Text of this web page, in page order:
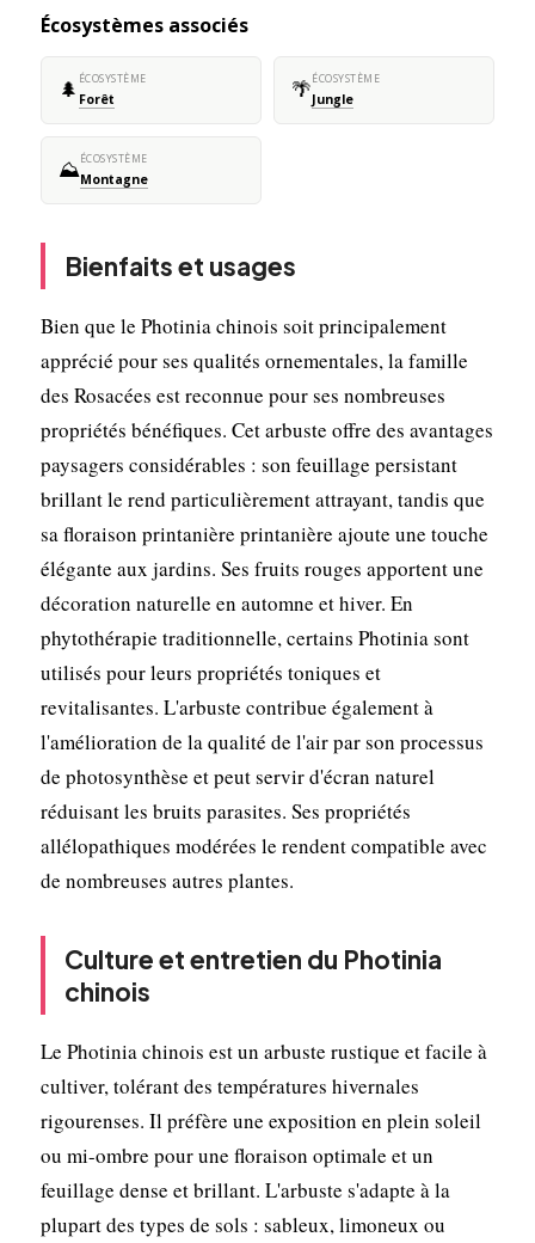
Écosystèmes associés
🌲 ÉCOSYSTÈME
Forêt 🌴ÉCOSYSTÈME
Jungle
⛰️ÉCOSYSTÈME
Montagne
Bienfaits et usages
Bien que le Photinia chinois soit principalement
apprécié pour ses qualités ornementales, la famille
des Rosacées est reconnue pour ses nombreuses
propriétés bénéfiques. Cet arbuste offre des avantages
paysagers considérables : son feuillage persistant
brillant le rend particulièrement attrayant, tandis que
sa floraison printanière printanière ajoute une touche
élégante aux jardins. Ses fruits rouges apportent une
décoration naturelle en automne et hiver. En
phytothérapie traditionnelle, certains Photinia sont
utilisés pour leurs propriétés toniques et
revitalisantes. L'arbuste contribue également à
l'amélioration de la qualité de l'air par son processus
de photosynthèse et peut servir d'écran naturel
réduisant les bruits parasites. Ses propriétés
allélopathiques modérées le rendent compatible avec
de nombreuses autres plantes.
Culture et entretien du Photinia
chinois
Le Photinia chinois est un arbuste rustique et facile à
cultiver, tolérant des températures hivernales
rigourenses. Il préfère une exposition en plein soleil
ou mi-ombre pour une floraison optimale et un
feuillage dense et brillant. L'arbuste s'adapte à la
plupart des types de sols : sableux, limoneux ou